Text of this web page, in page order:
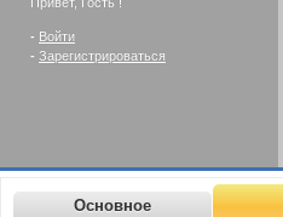
- Войти
- Зарегистрироваться
Основное